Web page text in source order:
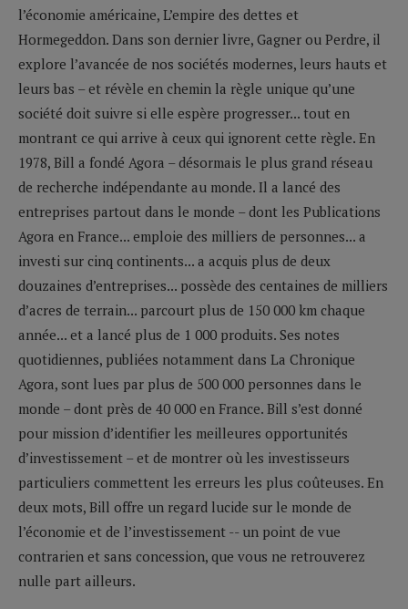
l’économie américaine, L’empire des dettes et
Hormegeddon. Dans son dernier livre, Gagner ou Perdre, il
explore l’avancée de nos sociétés modernes, leurs hauts et
leurs bas – et révèle en chemin la règle unique qu’une
société doit suivre si elle espère progresser... tout en
montrant ce qui arrive à ceux qui ignorent cette règle. En
1978, Bill a fondé Agora – désormais le plus grand réseau
de recherche indépendante au monde. Il a lancé des
entreprises partout dans le monde – dont les Publications
Agora en France... emploie des milliers de personnes... a
investi sur cinq continents... a acquis plus de deux
douzaines d’entreprises... possède des centaines de milliers
d’acres de terrain... parcourt plus de 150 000 km chaque
année... et a lancé plus de 1 000 produits. Ses notes
quotidiennes, publiées notamment dans La Chronique
Agora, sont lues par plus de 500 000 personnes dans le
monde – dont près de 40 000 en France. Bill s’est donné
pour mission d’identifier les meilleures opportunités
d’investissement – et de montrer où les investisseurs
particuliers commettent les erreurs les plus coûteuses. En
deux mots, Bill offre un regard lucide sur le monde de
l’économie et de l’investissement -- un point de vue
contrarien et sans concession, que vous ne retrouverez
nulle part ailleurs.